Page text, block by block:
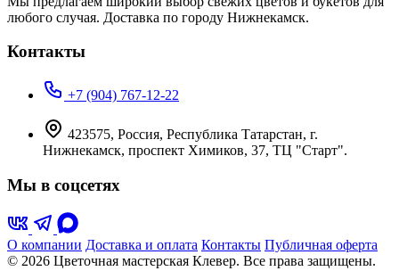
любого случая. Доставка по городу Нижнекамск.
Контакты
+7 (904) 767-12-22
423575, Россия, Республика Татарстан, г.
Нижнекамск, проспект Химиков, 37, ТЦ "Старт".
Мы в соцсетях
О компании Доставка и оплата Контакты Публичная оферта
© 2026 Цветочная мастерская Клевер. Все права защищены.